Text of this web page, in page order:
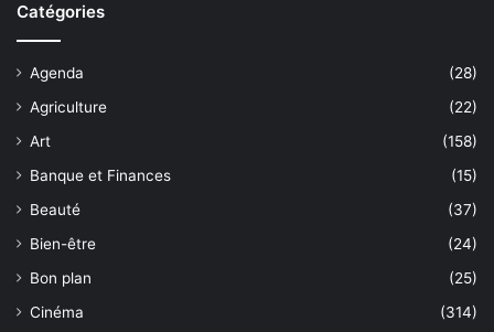
Catégories
Agenda
(28)
Agriculture
(22)
Art
(158)
Banque et Finances
(15)
Beauté
(37)
Bien-être
(24)
Bon plan
(25)
Cinéma
(314)